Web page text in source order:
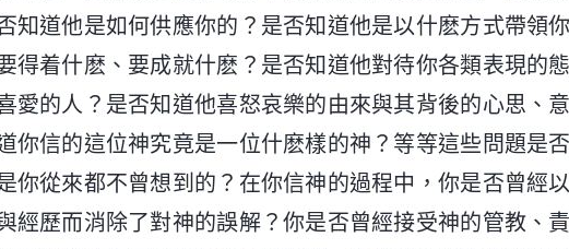
知道他是如何供應你的？是否知道他是以什麽方式帶領
得着什麽、要成就什麽？是否知道他對待你各類表現的
愛的人？是否知道他喜怒哀樂的由來與其背後的心思、
你信的這位神究竟是一位什麽樣的神？等等這些問題是
你從來都不曾想到的？在你信神的過程中，你是否曾經
經歷而消除了對神的誤解？你是否曾經接受神的管教、